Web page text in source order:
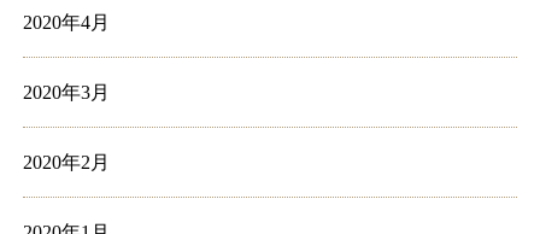
2020年4月
2020年3月
2020年2月